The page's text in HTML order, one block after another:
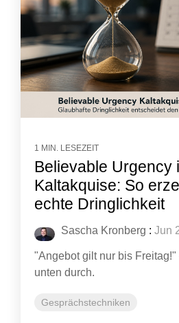
1 MIN. LESEZEIT
Believable Urgency
Kaltakquise: So
echte Dringlichkeit
Sascha Kronberg : Jun
"Angebot gilt nur bis
unten durch.
Gesprächstechniken